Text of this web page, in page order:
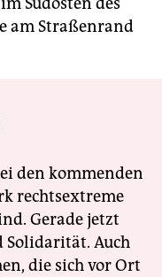
am Straßenrand
den kommenden
rechtsextreme
Gerade jetzt
Solidarität. Auch
die sich vor Ort